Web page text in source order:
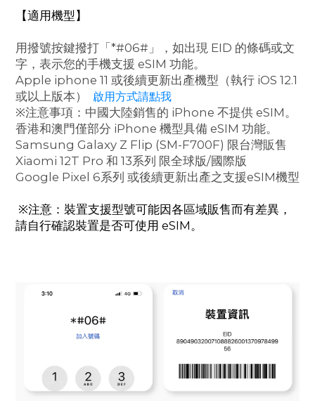
【適用機型】
用撥號按鍵撥打「*#06#」，如出現 EID 的條碼或文
字，表示您的手機支援 eSIM 功能。
Apple iphone 11 或後續更新出產機型（執行 iOS 12.1
或以上版本） 啟用方式請點我
※注意事項：中國大陸銷售的 iPhone 不提供 eSIM。
香港和澳門僅部分 iPhone 機型具備 eSIM 功能。
Samsung Galaxy Z Flip (SM-F700F) 限台灣販售
Xiaomi 12T Pro 和 13系列 限全球版/國際版
Google Pixel 6系列 或後續更新出產之支援eSIM機型
※注意：裝置支援型號可能因各區域販售而有差異，
請自行確認裝置是否可使用 eSIM。